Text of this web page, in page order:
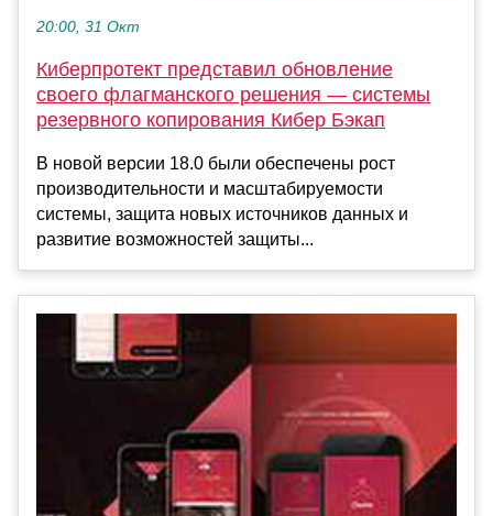
20:00, 31 Окт
Киберпротект представил обновление
своего флагманского решения — системы
резервного копирования Кибер Бэкап
В новой версии 18.0 были обеспечены рост
производительности и масштабируемости
системы, защита новых источников данных и
развитие возможностей защиты...